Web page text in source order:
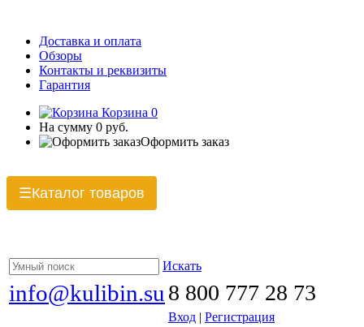
Доставка и оплата
Обзоры
Контакты и реквизиты
Гарантия
Корзина 0
На сумму 0 руб.
Оформить заказ
☰Каталог товаров
Искать
info@kulibin.su 8 800 777 28 73
Вход | Регистрация